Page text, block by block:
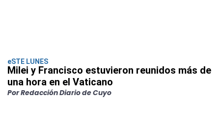
eSTE LUNES
Milei y Francisco estuvieron reunidos más de
una hora en el Vaticano
Por Redacción Diario de Cuyo